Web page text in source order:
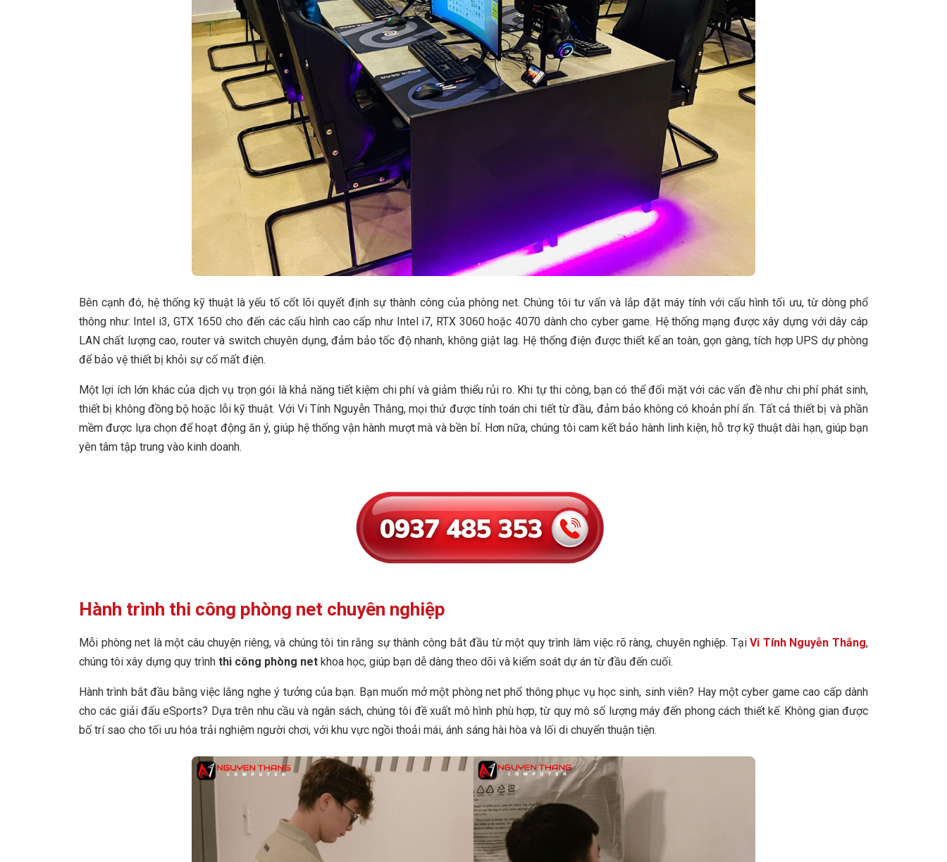
Bên cạnh đó, hệ thống kỹ thuật là yếu tố cốt lõi quyết định sự thành công của phòng net. Chúng tôi tư vấn và lắp đặt máy tính với cấu hình tối ưu, từ dòng phổ
thông như: Intel i3, GTX 1650 cho đến các cấu hình cao cấp như Intel i7, RTX 3060 hoặc 4070 dành cho cyber game. Hệ thống mạng được xây dựng với dây cáp
LAN chất lượng cao, router và switch chuyên dụng, đảm bảo tốc độ nhanh, không giật lag. Hệ thống điện được thiết kế an toàn, gọn gàng, tích hợp UPS dự phòng
để bảo vệ thiết bị khỏi sự cố mất điện.
Một lợi ích lớn khác của dịch vụ trọn gói là khả năng tiết kiệm chi phí và giảm thiểu rủi ro. Khi tự thi công, bạn có thể đối mặt với các vấn đề như chi phí phát sinh,
thiết bị không đồng bộ hoặc lỗi kỹ thuật. Với Vi Tính Nguyễn Thắng, mọi thứ được tính toán chi tiết từ đầu, đảm bảo không có khoản phí ẩn. Tất cả thiết bị và phần
mềm được lựa chọn để hoạt động ăn ý, giúp hệ thống vận hành mượt mà và bền bỉ. Hơn nữa, chúng tôi cam kết bảo hành linh kiện, hỗ trợ kỹ thuật dài hạn, giúp bạn
yên tâm tập trung vào kinh doanh.
Hành trình thi công phòng net chuyên nghiệp
Mỗi phòng net là một câu chuyện riêng, và chúng tôi tin rằng sự thành công bắt đầu từ một quy trình làm việc rõ ràng, chuyên nghiệp. TạiVi Tính Nguyễn Thắng,
chúng tôi xây dựng quy trình thi công phòng net khoa học, giúp bạn dễ dàng theo dõi và kiểm soát dự án từ đầu đến cuối.
Hành trình bắt đầu bằng việc lắng nghe ý tưởng của bạn. Bạn muốn mở một phòng net phổ thông phục vụ học sinh, sinh viên? Hay một cyber game cao cấp dành
cho các giải đấu eSports? Dựa trên nhu cầu và ngân sách, chúng tôi đề xuất mô hình phù hợp, từ quy mô số lượng máy đến phong cách thiết kế. Không gian được
bố trí sao cho tối ưu hóa trải nghiệm người chơi, với khu vực ngồi thoải mái, ánh sáng hài hòa và lối di chuyển thuận tiện.